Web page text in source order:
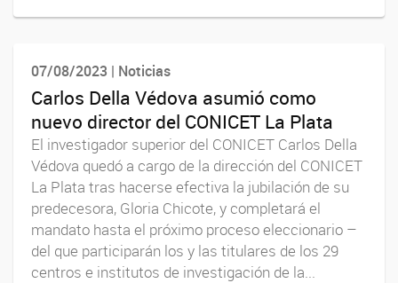
07/08/2023 | Noticias
Carlos Della Védova asumió como
nuevo director del CONICET La Plata
El investigador superior del CONICET Carlos Della
Védova quedó a cargo de la dirección del CONICET
La Plata tras hacerse efectiva la jubilación de su
predecesora, Gloria Chicote, y completará el
mandato hasta el próximo proceso eleccionario –
del que participarán los y las titulares de los 29
centros e institutos de investigación de la...